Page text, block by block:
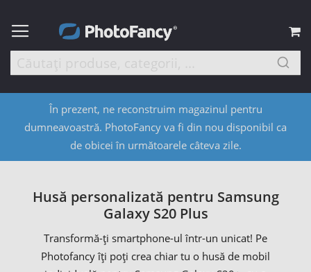
În prezent, ne reconstruim magazinul pentru
dumneavoastră. PhotoFancy va fi din nou disponibil ca
de obicei în următoarele câteva zile.
Husă personalizată pentru Samsung
Galaxy S20 Plus
Transformă-ți smartphone-ul într-un unicat! Pe
Photofancy îți poți crea chiar tu o husă de mobil